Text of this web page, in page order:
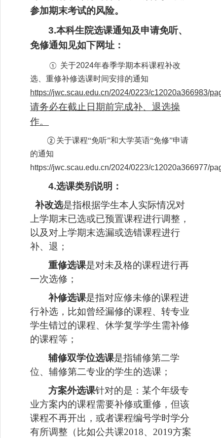
参加期末考试的风险。
3.本科生院选课通知及申请免听、
免修通知见如下网址：
① 关于2024年春季学期本科课程补改
选、重修补修选课时间安排的通知
https://jwc.scau.edu.cn/2024/0223/c12020a366983/
请务必在截止日期前完成补、退选操
作。
②关于课程“免听”和大学英语“免修”申请
的通知
https://jwc.scau.edu.cn/2024/0223/c12020a366977/
4.选课类别说明：
补改选是指根据学生本人实际情况对
上学期末已选或已预置课程进行调整，
以及对上学期末选漏或选错课程进行
补、退；
重修选课是对未及格的课程进行再
一次选修；
补修选课是指对应修未修的课程进
行补选，比如曾经漏修的课程、转专业
学生错过的课程、休学复学学生需补修
的课程等；
辅修双学位选课是指辅修第二学
位、辅修第二专业的学生的选课；
方案外选课针对的是：某个年级专
业方案内的课程需要补修或重修，但该
课程不再开出， 或者课程编号学时学分
有所调整（比如公共课2018、2019方案